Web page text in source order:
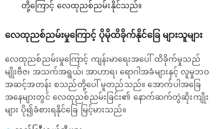
တို့ကြောင့် လေထုညစ်ညမ်းနိုင်သည်။
လေထုညစ်ညမ်းမှုကြောင့် ပိုမိုထိခိုက်နိုင်ခြေ များသူများ
လေထုညစ်ညမ်းမှုကြောင့် ကျန်းမာရေးအပေါ် ထိခိုက်မှုသည်
မျိုးဗီဇ၊ အသက်အရွယ်၊ အာဟာရ၊ ရောဂါအခံများနှင့် လူမှုဘဝ
အဆင့်အတန်း စသည်တို့ပေါ် မူတည်သည်။ အောက်ပါအ‌ခြေ
အနေများတွင် လေထုညစ်ညမ်းခြင်း၏ နောက်ဆက်တွဲဆိုးကျိုး
များ ပို၍ခံစားရနိုင်ခြေ မြင့်မားသည်။